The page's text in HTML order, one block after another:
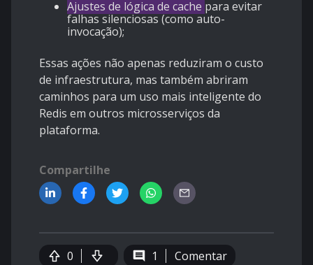
Ajustes de lógica de cache para evitar
falhas silenciosas (como auto-
invocação);
Essas ações não apenas reduziram o custo
de infraestrutura, mas também abriram
caminhos para um uso mais inteligente do
Redis em outros microsserviços da
plataforma.
Compartilhe
0 1 Comentar